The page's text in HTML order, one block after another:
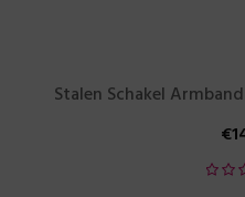
Stalen Schakel
€